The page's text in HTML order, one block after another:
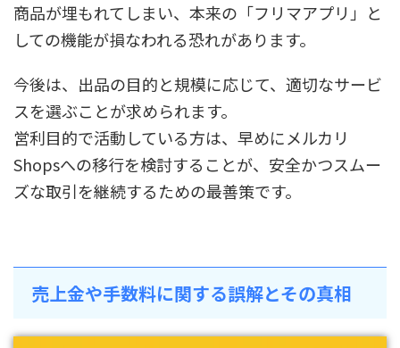
商品が埋もれてしまい、本来の「フリマアプリ」と
しての機能が損なわれる恐れがあります。
今後は、出品の目的と規模に応じて、適切なサービ
スを選ぶことが求められます。
営利目的で活動している方は、早めにメルカリ
Shopsへの移行を検討することが、安全かつスムー
ズな取引を継続するための最善策です。
売上金や手数料に関する誤解とその真相